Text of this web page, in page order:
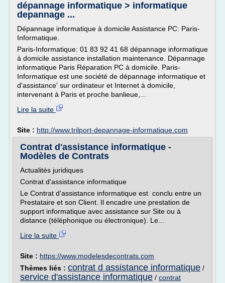
dépannage informatique > informatique
depannage ...
Dépannage informatique à domicile Assistance PC: Paris-
Informatique.
Paris-Informatique: 01 83 92 41 68 dépannage informatique
à domicile assistance installation maintenance. Dépannage
informatique Paris Réparation PC à domicile. Paris-
Informatique est une société de dépannage informatique et
d'assistance' sur ordinateur et Internet à domicile,
intervenant à Paris et proche banlieue,...
Lire la suite
Site : http://www.trilport-depannage-informatique.com
Contrat d'assistance informatique -
Modèles de Contrats
Actualités juridiques
Contrat d'assistance informatique
Le Contrat d'assistance informatique est conclu entre un
Prestataire et son Client. Il encadre une prestation de
support informatique avec assistance sur Site ou à
distance (téléphonique ou électronique). Le...
Lire la suite
Site : https://www.modelesdecontrats.com
Thèmes liés : contrat d assistance informatique /
service d'assistance informatique / contrat